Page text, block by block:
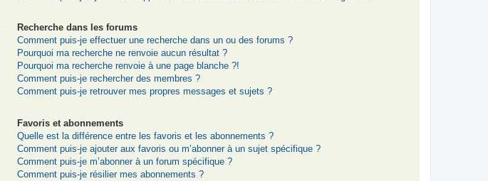
Recherche dans les forums
Comment puis-je effectuer une recherche dans un ou des forums ?
Pourquoi ma recherche ne renvoie aucun résultat ?
Pourquoi ma recherche renvoie à une page blanche ?!
Comment puis-je rechercher des membres ?
Comment puis-je retrouver mes propres messages et sujets ?
Favoris et abonnements
Quelle est la différence entre les favoris et les abonnements ?
Comment puis-je ajouter aux favoris ou m’abonner à un sujet spécifique ?
Comment puis-je m’abonner à un forum spécifique ?
Comment puis-je résilier mes abonnements ?